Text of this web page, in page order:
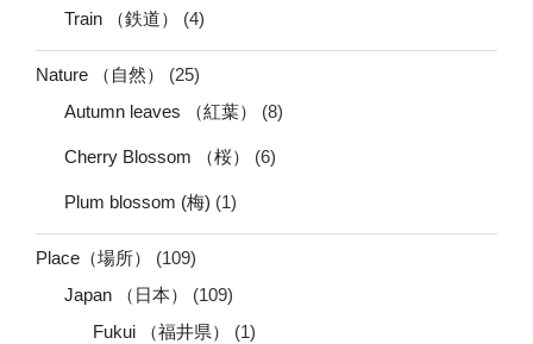
Train （鉄道） (4)
Nature （自然）
(25)
Autumn leaves （紅葉）
(8)
Cherry Blossom （桜） (6)
Plum blossom (梅) (1)
Place（場所）
(109)
Japan （日本）
(109)
Fukui （福井県）
(1)